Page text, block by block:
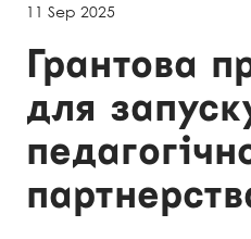
11 Sep 2025
Грантова
для